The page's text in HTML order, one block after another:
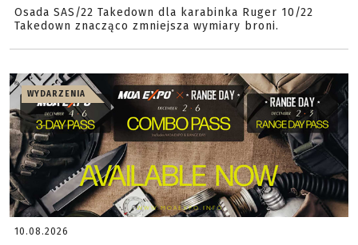
Osada SAS/22 Takedown dla karabinka Ruger 10/22
Takedown znacząco zmniejsza wymiary broni.
WYDARZENIA
10.08.2026